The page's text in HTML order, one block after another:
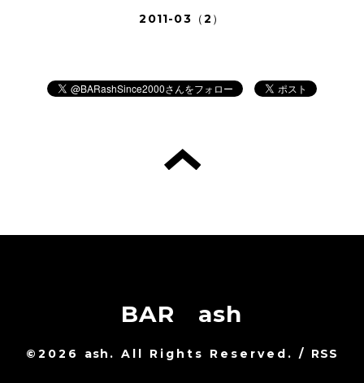
2011-03（2）
BAR ash
©2026 ash . All Rights Reserved. / RSS